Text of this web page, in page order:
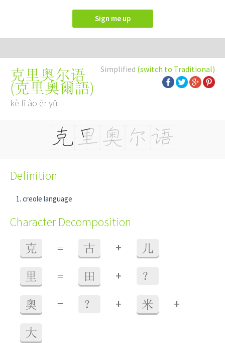
Sign me up
Simplified (switch to Traditional)
克里奥尔语
(克里奧爾語)
kè lǐ ào ěr yǔ
Definition
creole language
Character Decomposition
克 = 古 + 儿
里 = 田 + ？
奥 = ？ + 米 +
大